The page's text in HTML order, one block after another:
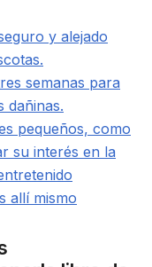
y alejado
semanas para
dañinas.
pequeños, como
su interés en la
allí mismo